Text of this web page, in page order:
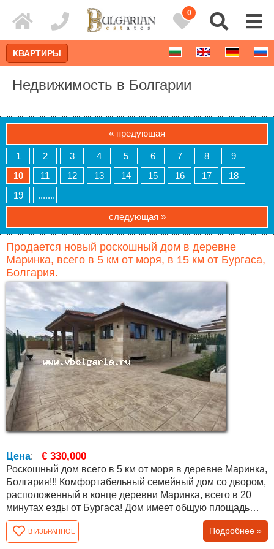
0
Расширенный поиск
КВАРТИРЫ
Недвижимость в Болгарии
« предующая
1 2 3 4 5 6 7 8
9
10
11 12 13 14 15 16 17
18
19
........
следующая »
Продается новый роскошный дом в деревне
Маринка, всего в 5 км от моря, в 15 км от Бургаса,
Болгария.
Цена: € 330,000
Роскошный дом всего в 5 км от моря в деревне Маринка,
Болгария!!! Комфортабельный семейный дом со двором,
расположенный в конце деревни Маринка, всего в 20
минутах езды от Бургаса! Дом имеет общую площадь
400 кв.м. и двор 589 кв.м. Он состоит из: Полуподвала -
200 кв.м., который можно превратить в отдельный
винный погреб, отдельный тренажерный зал, таверну,
В ИЗБРАННОЕ Подробнее »